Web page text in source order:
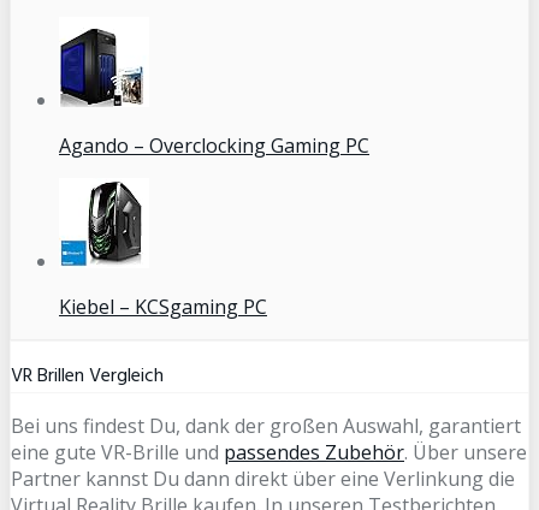
Agando – Overclocking Gaming PC
Kiebel – KCSgaming PC
VR Brillen Vergleich
Bei uns findest Du, dank der großen Auswahl, garantiert
eine gute VR-Brille und passendes Zubehör. Über unsere
Partner kannst Du dann direkt über eine Verlinkung die